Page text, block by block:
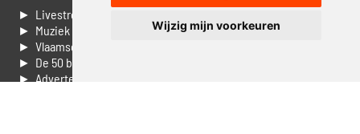
Wijzig mijn voorkeuren
► Livestream informatie
► Muziek opzoeken
► Vlaamse 100 Aller tijden
► De 50 beste van...
► Adverteren op Jouwradio